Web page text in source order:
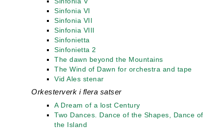
Sinfonia VI
Sinfonia VII
Sinfonia VIII
Sinfonietta
Sinfonietta 2
The dawn beyond the Mountains
The Wind of Dawn for orchestra and tape
Vid Ales stenar
Orkesterverk i flera satser
A Dream of a lost Century
Two Dances. Dance of the Shapes, Dance of
the Island